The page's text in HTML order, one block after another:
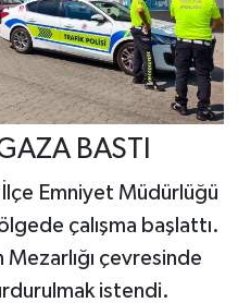
BASTI
İlçe Emniyet Müdürlüğü
çalışma başlattı.
Mezarlığı çevresinde
istendi.